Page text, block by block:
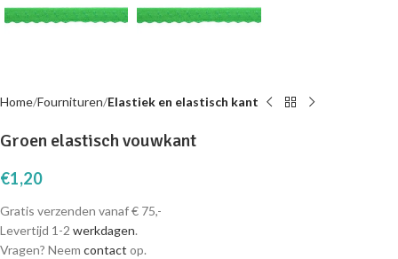
Home Fournituren Elastiek en elastisch kant
Groen elastisch vouwkant
€1,20
Gratis verzenden vanaf € 75,-
Levertijd 1-2 werkdagen.
Vragen? Neem contact op.